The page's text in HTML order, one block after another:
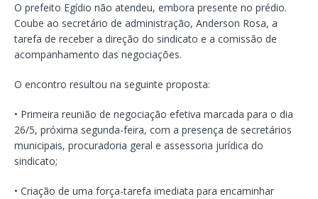
O prefeito Egídio não atendeu, embora presente no prédio.
Coube ao secretário de administração, Anderson Rosa, a
tarefa de receber a direção do sindicato e a comissão de
acompanhamento das negociações.
O encontro resultou na seguinte proposta:
• Primeira reunião de negociação efetiva marcada para o dia
26/5, próxima segunda-feira, com a presença de secretários
municipais, procuradoria geral e assessoria jurídica do
sindicato;
• Criação de uma força-tarefa imediata para encaminhar